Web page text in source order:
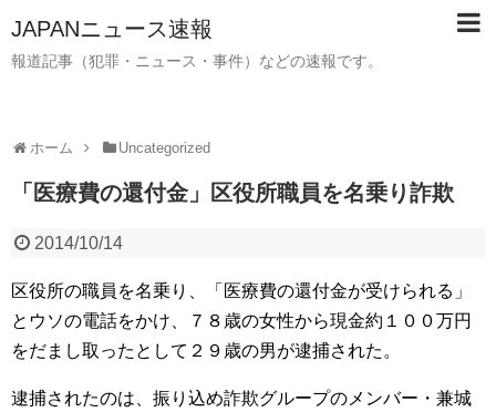
JAPANニュース速報
報道記事（犯罪・ニュース・事件）などの速報です。
ホーム Uncategorized
「医療費の還付金」区役所職員を名乗り詐欺
2014/10/14
区役所の職員を名乗り、「医療費の還付金が受けられる」
とウソの電話をかけ、７８歳の女性から現金約１００万円
をだまし取ったとして２９歳の男が逮捕された。
逮捕されたのは、振り込め詐欺グループのメンバー・兼城